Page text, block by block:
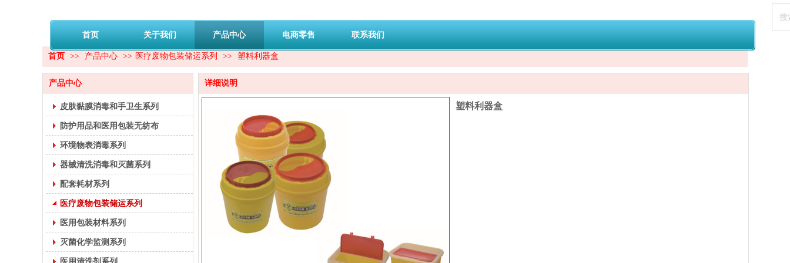
首页 关于我们 产品中心 电商零售 联系我们
首页 >> 产品中心 >> 医疗废物包装储运系列 >> 塑料利器盒
产品中心
皮肤黏膜消毒和手卫生系列
防护用品和医用包装无纺布
环境物表消毒系列
器械清洗消毒和灭菌系列
配套耗材系列
医疗废物包装储运系列
医用包装材料系列
灭菌化学监测系列
详细说明
塑料利器盒